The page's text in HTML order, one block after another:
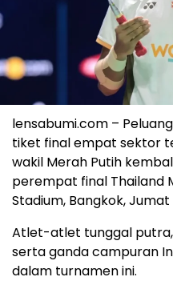
lensabumi.com –
tiket final empat sektor
wakil Merah Putih
perempat final Thailand
Stadium, Bangkok,
Atlet-atlet tunggal
serta ganda campuran
dalam turnamen ini.